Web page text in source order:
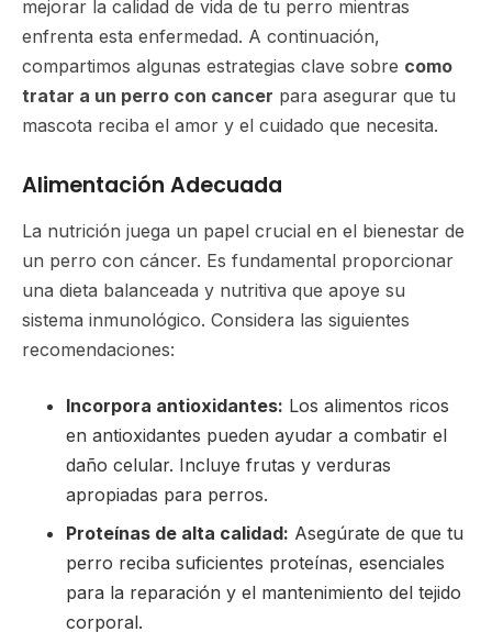
mejorar la calidad de vida de tu perro mientras
enfrenta esta enfermedad. A continuación,
compartimos algunas estrategias clave sobre como
tratar a un perro con cancer para asegurar que tu
mascota reciba el amor y el cuidado que necesita.
Alimentación Adecuada
La nutrición juega un papel crucial en el bienestar de
un perro con cáncer. Es fundamental proporcionar
una dieta balanceada y nutritiva que apoye su
sistema inmunológico. Considera las siguientes
recomendaciones:
Incorpora antioxidantes: Los alimentos ricos
en antioxidantes pueden ayudar a combatir el
daño celular. Incluye frutas y verduras
apropiadas para perros.
Proteínas de alta calidad: Asegúrate de que tu
perro reciba suficientes proteínas, esenciales
para la reparación y el mantenimiento del tejido
corporal.